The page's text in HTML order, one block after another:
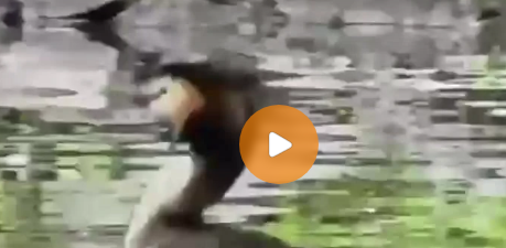
На заправках Владивостока снова
топливо – рост от 26 копеек до 17 рублей